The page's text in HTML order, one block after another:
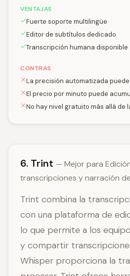
VENTAJAS
Fuerte soporte multilingüe
Editor de subtítulos dedicado
Transcripción humana disponible
CONTRAS
La precisión automatizada
El precio por minuto puede
No hay nivel gratuito más allá de
6. Trint — Mejor para
transcripciones y narración
Trint combina la
con una plataforma de
lo que permite a los
y compartir
Whisper proporciona la